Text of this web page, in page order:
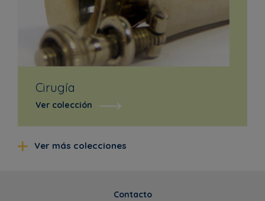
Cirugía
Ver colección
Ver más colecciones
Contacto